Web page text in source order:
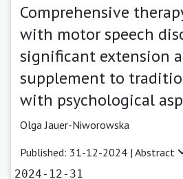
Comprehensive
with motor speech
significant extension
supplement to
with psychological
Olga Jauer-Niworowska
Published: 31-12-2024 | Abstract
2024-12-31